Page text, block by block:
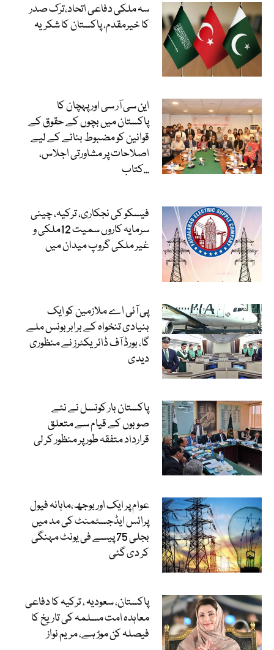
سہ ملکی دفاعی اتحاد،ترک صدر
کا خیرمقدم، پاکستان کا شکریہ
این سی آر سی اور پہچان کا
پاکستان میں بچوں کے حقوق کے
قوانین کو مضبوط بنانے کے لیے
اصلاحات پر مشاورتی اجلاس،
کتاب...
فیسکو کی نجکاری، ترکیہ، چینی
سرمایہ کاروں سمیت 12ملکی و
غیر ملکی گروپ میدان میں
پی آئی اے ملازمین کو ایک
بنیادی تنخواہ کے برابر بونس ملے
گا، بورڈ آف ڈائریکٹرز نے منظوری
دیدی
پاکستان بار کونسل نے نئے
صوبوں کے قیام سے متعلق
قرارداد متفقہ طور پر منظور کر لی
عوام پر ایک اور بوجھ،ماہانہ فیول
پرائس ایڈجسٹمنٹ کی مد میں
بجلی 75 پیسے فی یونٹ مہنگی
کر دی گئی
پاکستان، سعودیہ ، ترکیہ کا دفاعی
معاہدہ امت مسلمہ کی تاریخ کا
فیصلہ کن موڑ ہے، مریم نواز